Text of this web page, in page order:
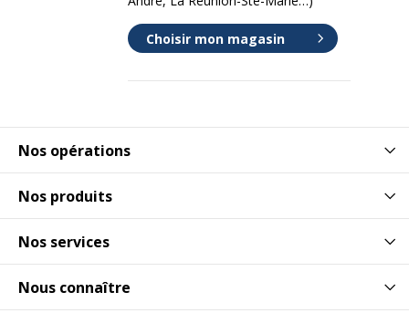
Nos opérations
Nos produits
Nos services
Nous connaître
Choisir mon magasin